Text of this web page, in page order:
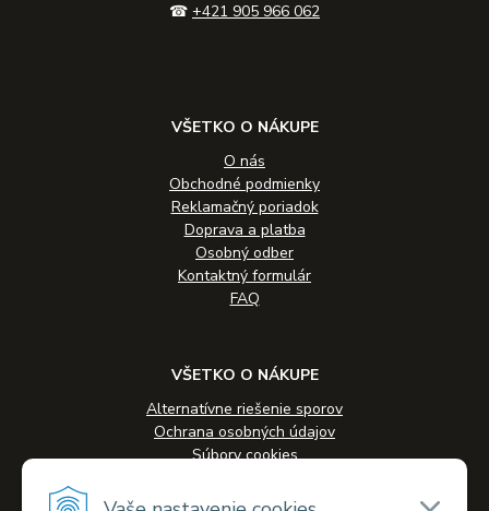
☎ +421 905 966 062
VŠETKO O NÁKUPE
O nás
Obchodné podmienky
Reklamačný poriadok
Doprava a platba
Osobný odber
Kontaktný formulár
FAQ
VŠETKO O NÁKUPE
Alternatívne riešenie sporov
Ochrana osobných údajov
Súbory cookies
Veľkoobchodná spolupráca